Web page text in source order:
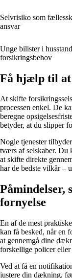
Selvrisiko som
ansvar
Unge bilister i
forsikringsbehov
Få hjælp til at
At skifte
processen enkel. De
beregne
betyder, at du slipper
Nogle tjenester
tværs af selskaber. Du
at skifte direkte
har de bedste vilkår –
Påmindelser,
fornyelse
En af de mest
kan få besked, når en
at gennemgå dine
forskellige policer
Ved at få en
justere din dækning,